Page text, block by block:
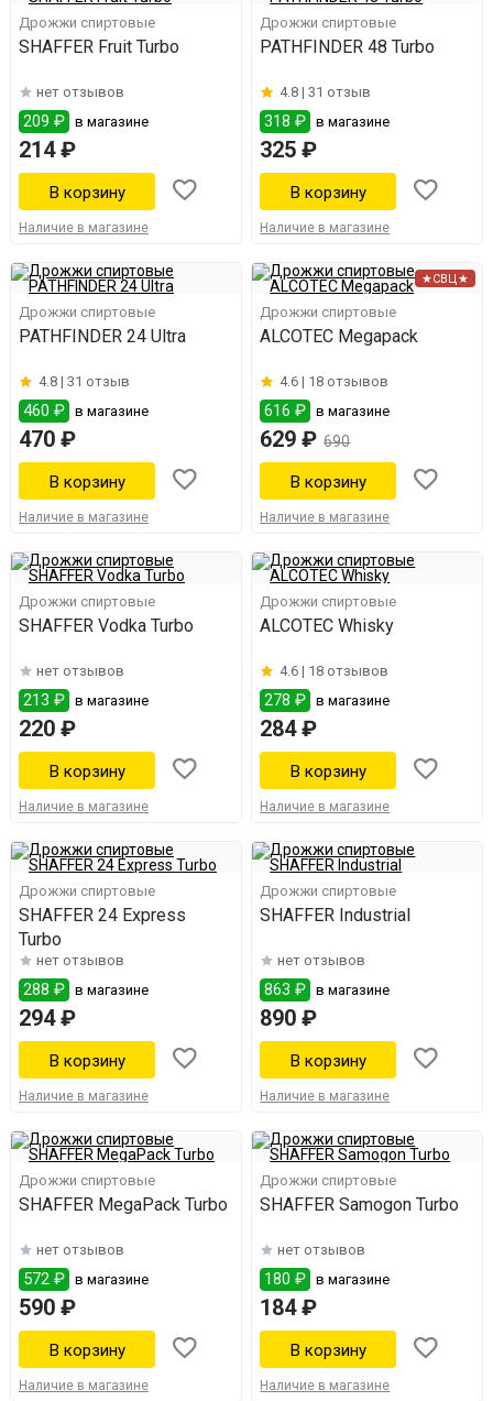
Дрожжи спиртовые
SHAFFER Fruit Turbo
нет отзывов
209 ₽ в магазине
214 ₽
Наличие в магазине
Дрожжи спиртовые
PATHFINDER 48 Turbo
4.8 |31 отзыв
318 ₽ в магазине
325 ₽
Наличие в магазине
Дрожжи спиртовые
PATHFINDER 24 Ultra
4.8 | 31 отзыв
460 ₽ в магазине
470 ₽
Наличие в магазине
★СВЦ★
Дрожжи спиртовые
ALCOTEC Megapack
4.6 | 18 отзывов
616 ₽ в магазине
629 ₽ 690
Наличие в магазине
Дрожжи спиртовые
SHAFFER Vodka Turbo
нет отзывов
213 ₽ в магазине
220 ₽
Наличие в магазине
Дрожжи спиртовые
ALCOTEC Whisky
4.6 | 18 отзывов
278 ₽ в магазине
284 ₽
Наличие в магазине
Дрожжи спиртовые
SHAFFER 24 Express
Turbo
нет отзывов
288 ₽ в магазине
294 ₽
Наличие в магазине
Дрожжи спиртовые
SHAFFER Industrial
нет отзывов
863 ₽ в магазине
890 ₽
Наличие в магазине
Дрожжи спиртовые
SHAFFER MegaPack Turbo
нет отзывов
572 ₽ в магазине
590 ₽
Наличие в магазине
Дрожжи спиртовые
SHAFFER Samogon Turbo
нет отзывов
180 ₽ в магазине
184 ₽
Наличие в магазине